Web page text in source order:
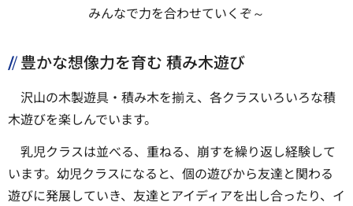
みんなで力を合わせていくぞ～
豊かな想像力を育む 積み木遊び
沢山の木製遊具・積み木を揃え、各クラスいろいろな積
木遊びを楽しんでいます。
乳児クラスは並べる、重ねる、崩すを繰り返し経験して
います。幼児クラスになると、個の遊びから友達と関わる
遊びに発展していき、友達とアイディアを出し合ったり、イ